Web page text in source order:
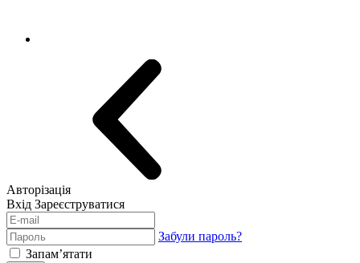
Авторізація
Вхід Зареєструватися
Забули пароль?
Запам’ятати